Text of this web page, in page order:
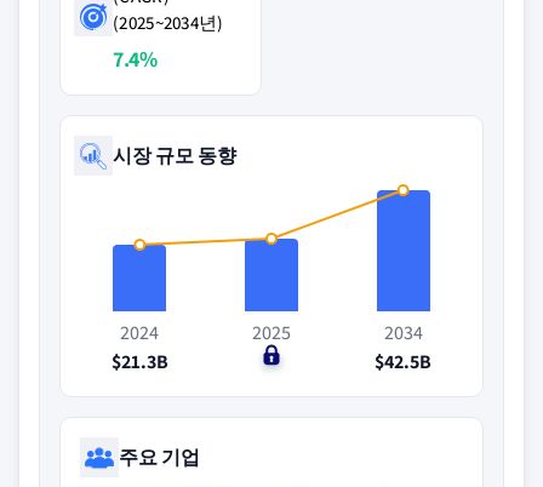
(2025~2034년)
7.4%
시장 규모 동향
2024
$21.3B
2025
$0
2034
$42.5B
주요 기업